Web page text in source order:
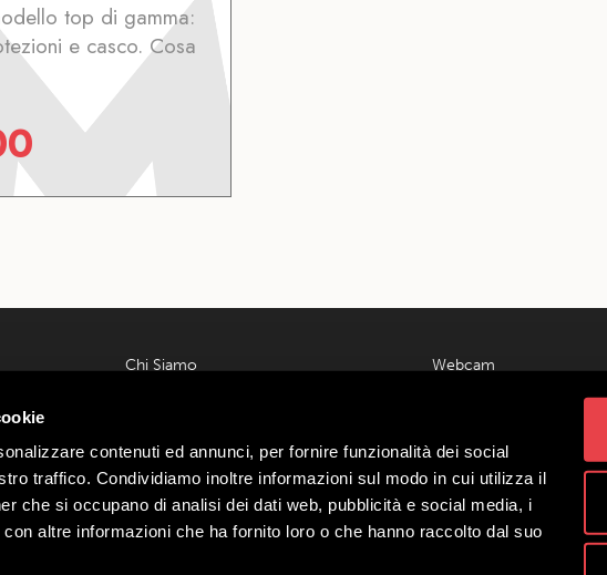
contenuti ed annunci, per fornire funzionalità dei social
traffico. Condividiamo inoltre informazioni sul modo in cui utilizza il
che si occupano di analisi dei dati web, pubblicità e social media, i
altre informazioni che ha fornito loro o che hanno raccolto dal suo
top di gamma:
e casco. Cosa
n.
Chi Siamo
Privacy e Cookie Policy
Termini e Condizioni
Webcam
Offerte Gruppi
Area Affiliati
Mottolino Società Benefit